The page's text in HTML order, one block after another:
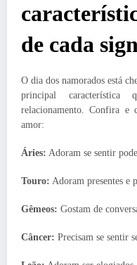
de cada
O dia dos namorados está
principal característica
relacionamento. Confira e
amor:
Áries: Adoram se sentir
Touro: Adoram presentes e
Gêmeos: Gostam de
Câncer: Precisam se sentir